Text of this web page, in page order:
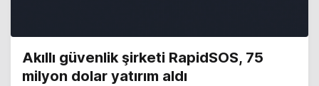
Akıllı güvenlik şirketi RapidSOS, 75
milyon dolar yatırım aldı